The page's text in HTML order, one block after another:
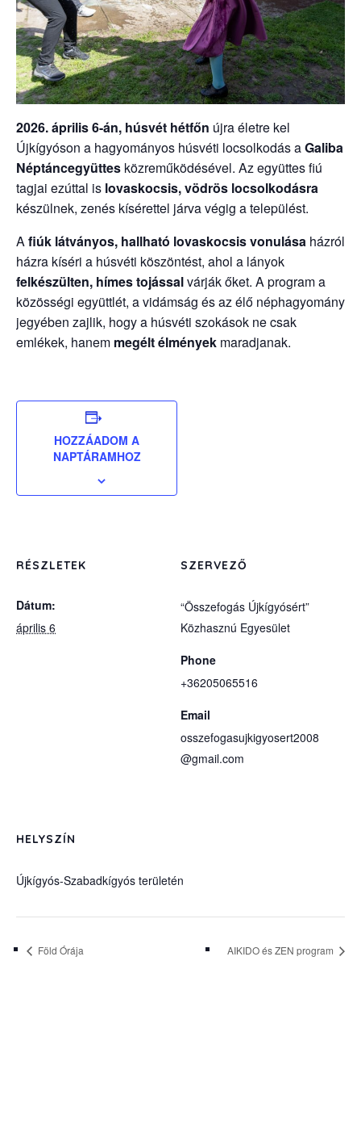
2026. április 6-án, húsvét hétfőn újra életre kel
Újkígyóson a hagyományos húsvéti locsolkodás aGaliba
Néptáncegyüttes közreműködésével. Az együttes fiú
tagjai ezúttal is lovaskocsis, vödrös locsolkodásra
készülnek, zenés kísérettel járva végig a települést.
Afiúk látványos, hallható lovaskocsis vonulása házról
házra kíséri a húsvéti köszöntést, ahol a lányok
felkészülten, hímes tojássalvárják őket. A program a
közösségi együttlét, a vidámság és az élő néphagyomány
jegyében zajlik, hogy a húsvéti szokások ne csak
emlékek, hanem megélt élmények maradjanak.
HOZZÁADOM A
NAPTÁRAMHOZ
RÉSZLETEK
Dátum:
április 6
SZERVEZŐ
“Összefogás Újkígyósért”
Közhasznú Egyesület
Phone
+36205065516
Email
osszefogasujkigyosert2008
@gmail.com
HELYSZÍN
Újkígyós-Szabadkígyós területén
Föld Órája AIKIDO és ZEN program